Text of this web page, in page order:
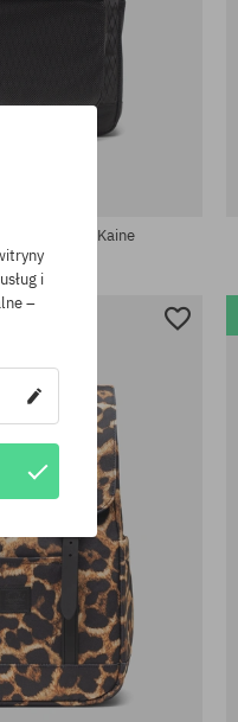
Supply Co. Kaine
PLN
i
–